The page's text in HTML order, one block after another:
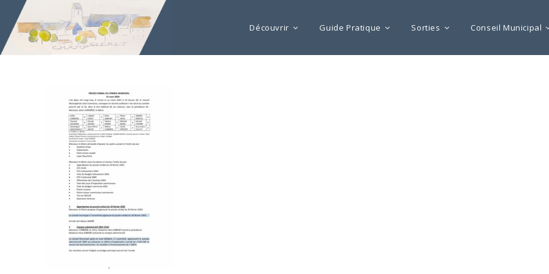
Découvrir Guide Pratique Sorties Conseil Municipal